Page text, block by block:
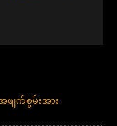
ဖျက်စွမ်းအား